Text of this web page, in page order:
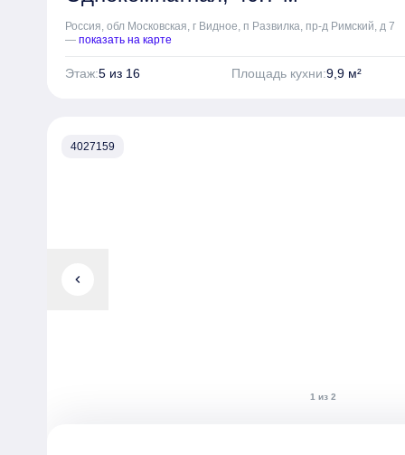
Россия, обл Московская, г Видное, п Развилка, пр-д Римский, д 7
— показать на карте
Этаж:5 из 16 Площадь кухни:9,9 м²
chevron_left
1 из 2
4027159